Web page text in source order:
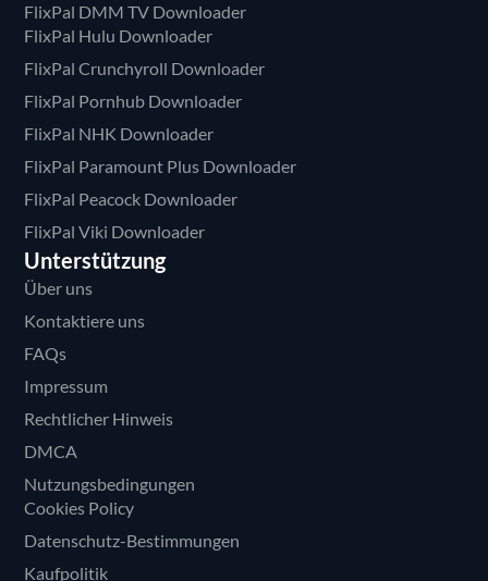
FlixPal DMM TV Downloader
FlixPal Hulu Downloader
FlixPal Crunchyroll Downloader
FlixPal Pornhub Downloader
FlixPal NHK Downloader
FlixPal Paramount Plus Downloader
FlixPal Peacock Downloader
FlixPal Viki Downloader
Unterstützung
Über uns
Kontaktiere uns
FAQs
Impressum
Rechtlicher Hinweis
DMCA
Nutzungsbedingungen
Cookies Policy
Datenschutz-Bestimmungen
Kaufpolitik